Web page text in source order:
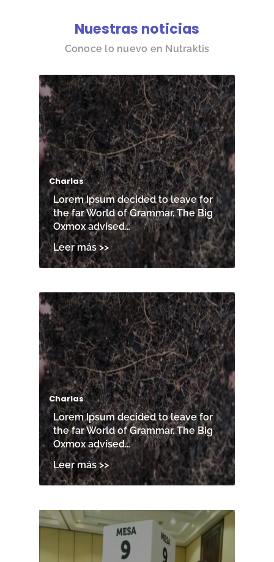
Nuestras noticias
Conoce lo nuevo en Nutraktis
Charlas
Lorem Ipsum decided to leave for
the far World of Grammar. The Big
Oxmox advised…
Charlas
Lorem Ipsum decided to leave for
the far World of Grammar. The Big
Oxmox advised…